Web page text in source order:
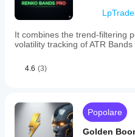
It combines the trend-filtering
volatility tracking of ATR Bands
4.6 (3)
Popolare